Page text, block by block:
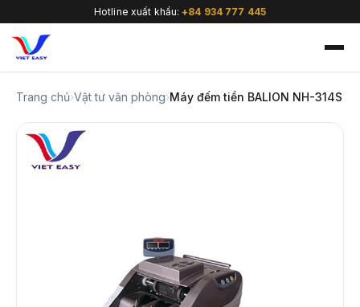
Hotline xuất khẩu:+84 934 777 445
Trang chủ›Vật tư văn phòng›Máy đếm tiền BALION NH-314S